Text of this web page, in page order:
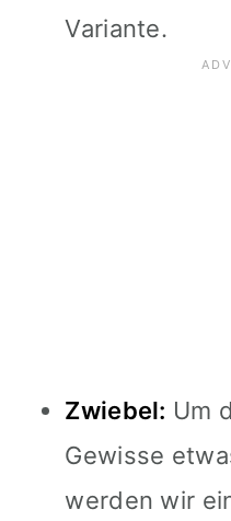
Variante.
Zwiebel: Um
Gewisse
werden wir